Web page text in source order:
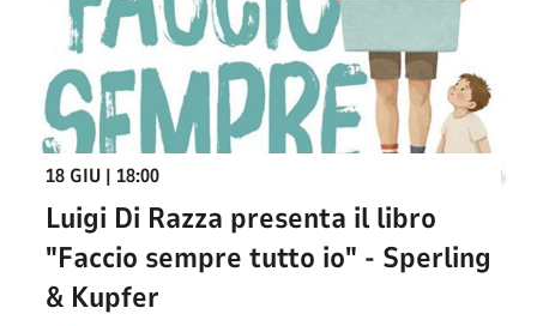
18 GIU | 18:00
Luigi Di Razza presenta il libro
"Faccio sempre tutto io" - Sperling
& Kupfer